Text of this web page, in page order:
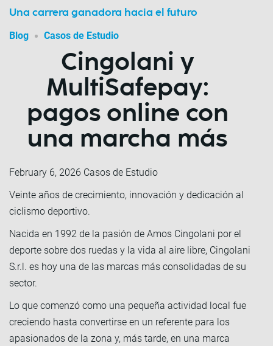
Una carrera ganadora hacia el futuro
Blog Casos de Estudio
Cingolani y
MultiSafepay:
pagos online con
una marcha más
February 6, 2026 Casos de Estudio
Veinte años de crecimiento, innovación y dedicación al
ciclismo deportivo.
Nacida en 1992 de la pasión de Amos Cingolani por el
deporte sobre dos ruedas y la vida al aire libre, Cingolani
S.r.l. es hoy una de las marcas más consolidadas de su
sector.
Lo que comenzó como una pequeña actividad local fue
creciendo hasta convertirse en un referente para los
apasionados de la zona y, más tarde, en una marca